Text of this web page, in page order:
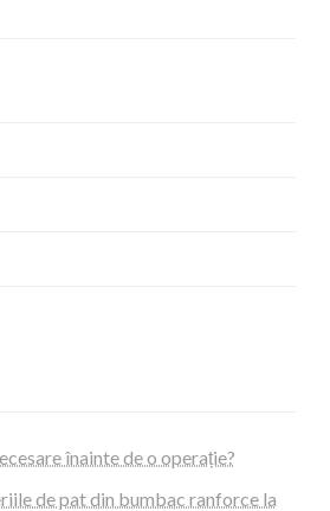
înainte de o operație?
de pat din bumbac ranforce la